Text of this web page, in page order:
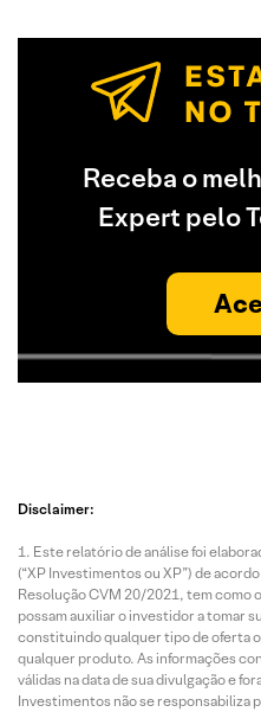
Receba o
Expert pelo
Disclaimer:
Este relatório de análise foi
(“XP Investimentos ou XP”) de
Resolução CVM 20/2021, tem como
possam auxiliar o investidor a tomar
constituindo qualquer tipo de oferta
qualquer produto. As informações
válidas na data de sua divulgação e
Investimentos não se responsabiliza